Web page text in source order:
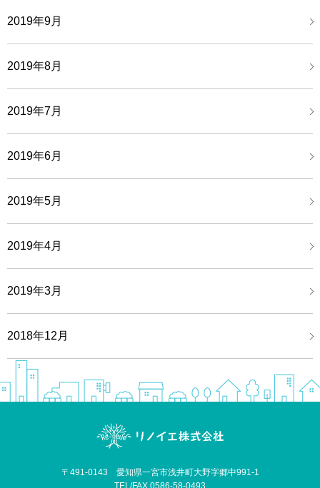
2019年9月
2019年8月
2019年7月
2019年6月
2019年5月
2019年4月
2019年3月
2018年12月
〒491-0143 愛知県一宮市浅井町大野字郷中991-1